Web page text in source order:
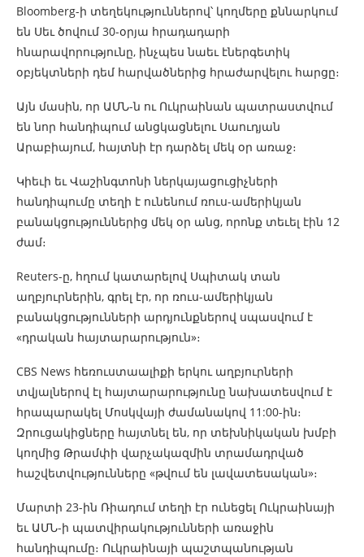
Bloomberg-ի տեղեկություններով՝ կողմերը քննարկում
են Սեւ ծովում 30-օրյա հրադադարի
հնարավորությունը, ինչպես նաեւ էներգետիկ
օբյեկտների դեմ հարվածներից հրաժարվելու հարցը։
Այն մասին, որ ԱՄՆ-ն ու Ուկրաինան պատրաստվում
են նոր հանդիպում անցկացնելու Սաուդյան
Արաբիայում, հայտնի էր դարձել մեկ օր առաջ։
Կիեւի եւ Վաշինգտոնի ներկայացուցիչների
հանդիպումը տեղի է ունենում ռուս-ամերիկյան
բանակցություններից մեկ օր անց, որոնք տեւել էին 12
ժամ։
Reuters-ը, հղում կատարելով Սպիտակ տան
աղբյուրներին, գրել էր, որ ռուս-ամերիկյան
բանակցությունների արդյունքներով սպասվում է
«դրական հայտարարություն»։
CBS News հեռուստաալիքի երկու աղբյուրների
տվյալներով էլ հայտարարությունը նախատեսվում է
հրապարակել Մոսկվայի ժամանակով 11:00-ին։
Զրուցակիցները հայտնել են, որ տեխնիկական խմբի
կողմից Թրամփի վարչակազմին տրամադրված
հաշվետվությունները «թվում են լավատեսական»։
Մարտի 23-ին Ռիադում տեղի էր ունեցել Ուկրաինայի
եւ ԱՄՆ-ի պատվիրակությունների առաջին
հանդիպումը։ Ուկրաինայի պաշտպանության